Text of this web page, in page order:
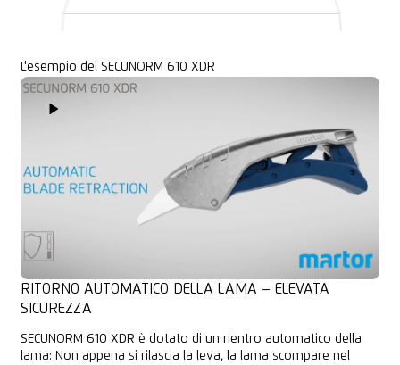
RITORNO AUTOMATICO DELLA LAMA – ELEVATA
SICUREZZA
SECUNORM 610 XDR è dotato di un rientro automatico della
lama: Non appena si rilascia la leva, la lama scompare nel
L'esempio del SECUNORM 610 XDR
Play Video